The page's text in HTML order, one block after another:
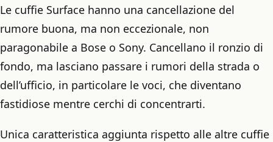
Le cuffie Surface hanno una cancellazione del
rumore buona, ma non eccezionale, non
paragonabile a Bose o Sony. Cancellano il ronzio di
fondo, ma lasciano passare i rumori della strada o
dell’ufficio, in particolare le voci, che diventano
fastidiose mentre cerchi di concentrarti.
Unica caratteristica aggiunta rispetto alle altre cuffie